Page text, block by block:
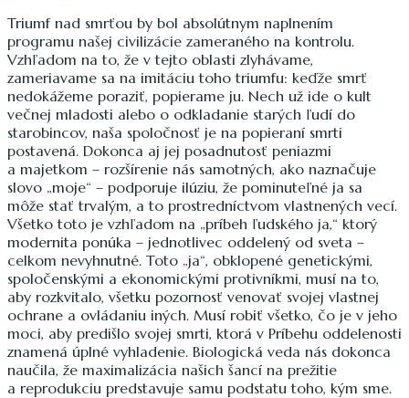
Triumf nad smrťou by bol absolútnym naplnením
programu našej civilizácie zameraného na kontrolu.
Vzhľadom na to, že v tejto oblasti zlyhávame,
zameriavame sa na imitáciu toho triumfu: keďže smrť
nedokážeme poraziť, popierame ju. Nech už ide o kult
večnej mladosti alebo o odkladanie starých ľudí do
starobincov, naša spoločnosť je na popieraní smrti
postavená. Dokonca aj jej posadnutosť peniazmi
a majetkom – rozšírenie nás samotných, ako naznačuje
slovo „moje“ – podporuje ilúziu, že pominuteľné ja sa
môže stať trvalým, a to prostredníctvom vlastnených vecí.
Všetko toto je vzhľadom na „príbeh ľudského ja,“ ktorý
modernita ponúka – jednotlivec oddelený od sveta –
celkom nevyhnutné. Toto „ja“, obklopené genetickými,
spoločenskými a ekonomickými protivníkmi, musí na to,
aby rozkvitalo, všetku pozornosť venovať svojej vlastnej
ochrane a ovládaniu iných. Musí robiť všetko, čo je v jeho
moci, aby predišlo svojej smrti, ktorá v Príbehu oddelenosti
znamená úplné vyhladenie. Biologická veda nás dokonca
naučila, že maximalizácia našich šancí na prežitie
a reprodukciu predstavuje samu podstatu toho, kým sme.